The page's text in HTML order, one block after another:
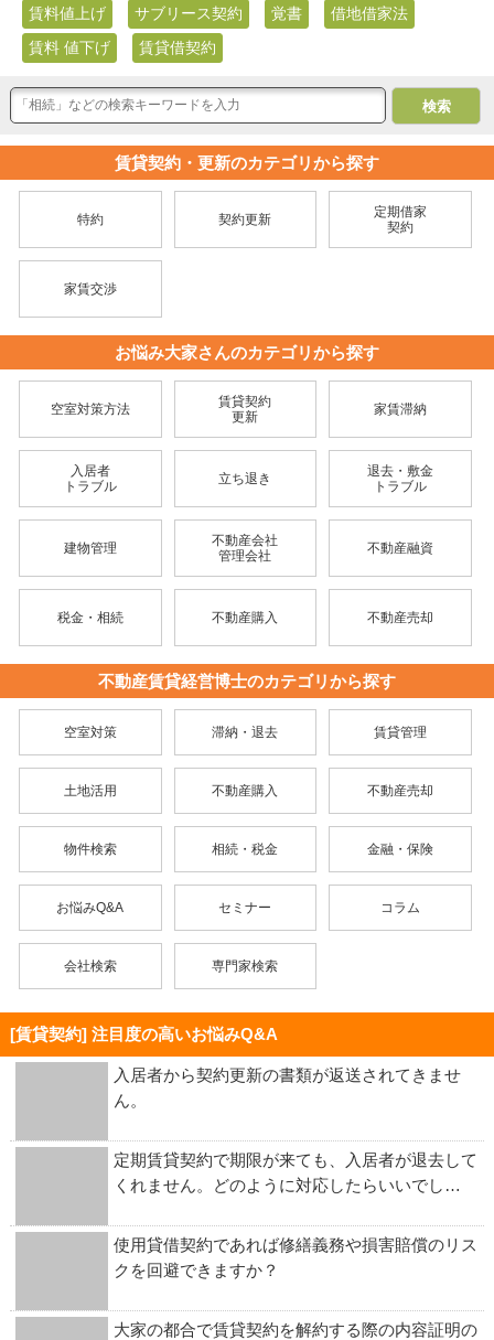
賃料値上げ サブリース契約 覚書
借地借家法
賃料 値下げ
賃貸借契約
賃貸契約・更新のカテゴリから探す
特約 契約更新
定期借家
契約
家賃交渉
お悩み大家さんのカテゴリから探す
空室対策方法
賃貸契約
更新
家賃滞納
入居者
トラブル
立ち退き
退去・敷金
トラブル
建物管理
不動産会社
管理会社
不動産融資
税金・相続 不動産購入 不動産売却
不動産賃貸経営博士のカテゴリから探す
空室対策 滞納・退去 賃貸管理
土地活用 不動産購入 不動産売却
物件検索 相続・税金 金融・保険
お悩みQ&A セミナー コラム
会社検索 専門家検索
[賃貸契約] 注目度の高いお悩みQ&A
入居者から契約更新の書類が返送されてきませ
ん。
定期賃貸契約で期限が来ても、入居者が退去して
くれません。どのように対応したらいいでし…
使用貸借契約であれば修繕義務や損害賠償のリス
クを回避できますか？
大家の都合で賃貸契約を解約する際の内容証明の